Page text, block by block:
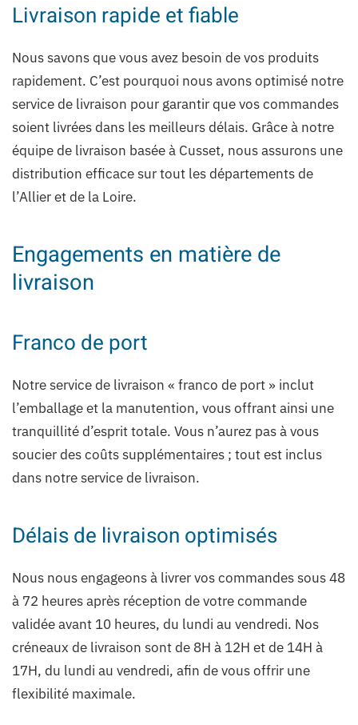
Livraison rapide et fiable
Nous savons que vous avez besoin de vos produits
rapidement. C’est pourquoi nous avons optimisé notre
service de livraison pour garantir que vos commandes
soient livrées dans les meilleurs délais. Grâce à notre
équipe de livraison basée à Cusset, nous assurons une
distribution efficace sur tout les départements de
l’Allier et de la Loire.
Engagements en matière de
livraison
Franco de port
Notre service de livraison « franco de port » inclut
l’emballage et la manutention, vous offrant ainsi une
tranquillité d’esprit totale. Vous n’aurez pas à vous
soucier des coûts supplémentaires ; tout est inclus
dans notre service de livraison.
Délais de livraison optimisés
Nous nous engageons à livrer vos commandes sous 48
à 72 heures après réception de votre commande
validée avant 10 heures, du lundi au vendredi. Nos
créneaux de livraison sont de 8H à 12H et de 14H à
17H, du lundi au vendredi, afin de vous offrir une
flexibilité maximale.